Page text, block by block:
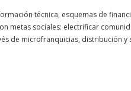
técnica, esquemas de
metas sociales: electrificar
de microfranquicias, distribución y